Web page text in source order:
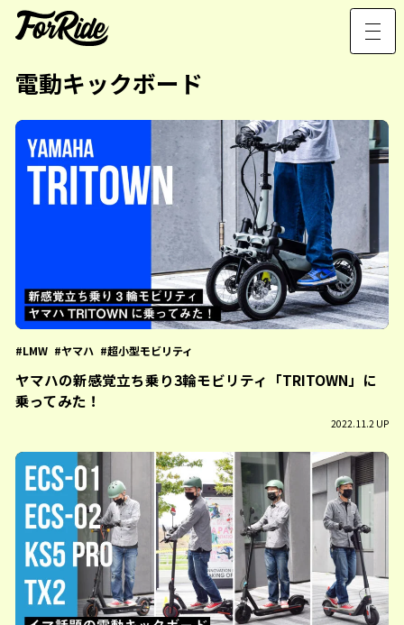
電動キックボード
LMW ヤマハ 超小型モビリティ
ヤマハの新感覚立ち乗り3輪モビリティ「TRITOWN」に
乗ってみた！
2022.11.2 UP